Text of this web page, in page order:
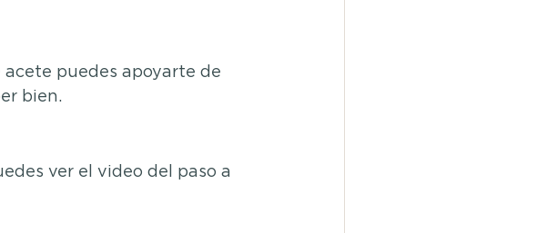
acete puedes apoyarte de
bien.
ver el video del paso a